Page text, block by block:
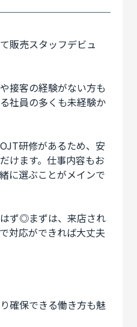
販売スタッフデビュ
接客の経験がない方も
社員の多くも未経験か
研修があるため、安
けます。仕事内容もお
に選ぶことがメインで
ず◎まずは、来店され
対応ができれば大丈夫
確保できる働き方も魅